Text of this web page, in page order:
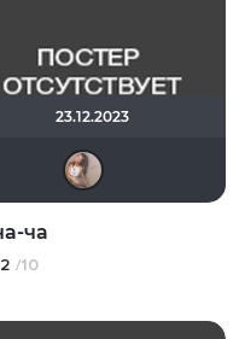
23.12.2023
ча
/10